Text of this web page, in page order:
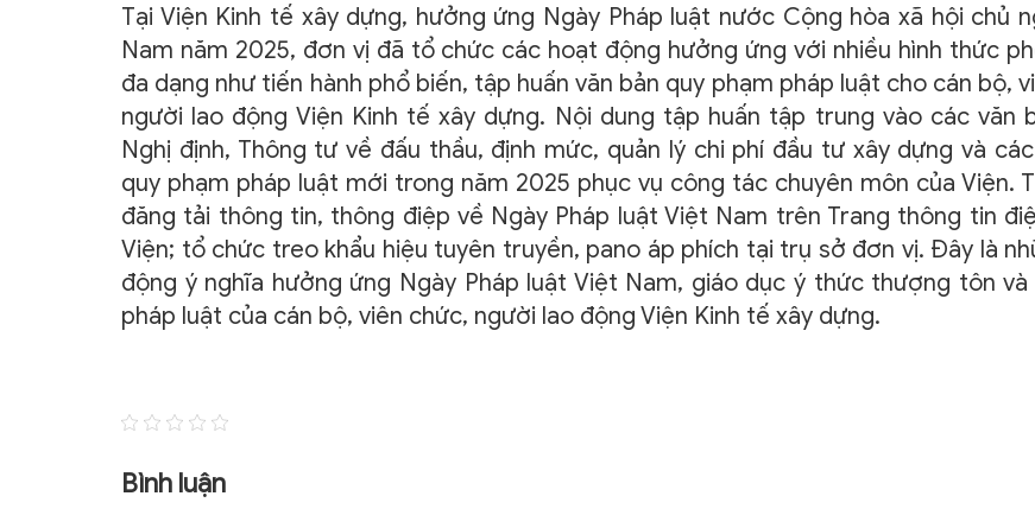
Tại Viện Kinh tế xây dựng, hưởng ứng Ngày Pháp luật nước Cộng hòa xã hội chủ
Nam năm 2025, đơn vị đã tổ chức các hoạt động hưởng ứng với nhiều hình thức
đa dạng như tiến hành phổ biến, tập huấn văn bản quy phạm pháp luật cho cán bộ,
người lao động Viện Kinh tế xây dựng. Nội dung tập huấn tập trung vào các văn
Nghị định, Thông tư về đấu thầu, định mức, quản lý chi phí đầu tư xây dựng và
quy phạm pháp luật mới trong năm 2025 phục vụ công tác chuyên môn của Viện.
đăng tải thông tin, thông điệp về Ngày Pháp luật Việt Nam trên Trang thông tin
Viện; tổ chức treo khẩu hiệu tuyên truyền, pano áp phích tại trụ sở đơn vị. Đây là
động ý nghĩa hưởng ứng Ngày Pháp luật Việt Nam, giáo dục ý thức thượng tôn
pháp luật của cán bộ, viên chức, người lao động Viện Kinh tế xây dựng.
Bình luận